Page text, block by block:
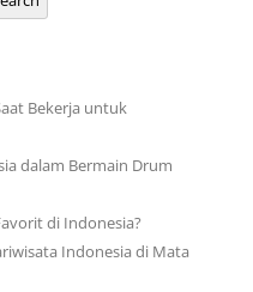
Bekerja untuk
dalam Bermain Drum
di Indonesia?
Indonesia di Mata